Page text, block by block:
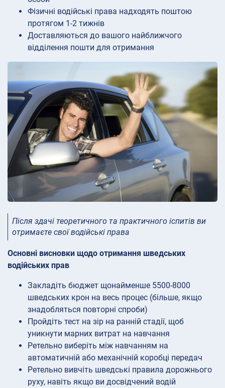
Фізичні водійські права надходять поштою
протягом 1-2 тижнів
Доставляються до вашого найближчого
відділення пошти для отримання
Після здачі теоретичного та практичного іспитів ви
отримаєте свої водійські права
Основні висновки щодо отримання шведських
водійських прав
Закладіть бюджет щонайменше 5500-8000
шведських крон на весь процес (більше, якщо
знадобляться повторні спроби)
Пройдіть тест на зір на ранній стадії, щоб
уникнути марних витрат на навчання
Ретельно виберіть між навчанням на
автоматичній або механічній коробці передач
Ретельно вивчіть шведські правила дорожнього
руху, навіть якщо ви досвідчений водій